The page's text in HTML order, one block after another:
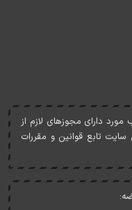
دارای مجوزهای لازم از
تابع قوانين و مقررات